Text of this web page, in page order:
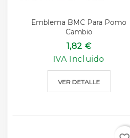
Emblema BMC Para Pomo
Cambio
1,82 €
IVA Incluido
VER DETALLE